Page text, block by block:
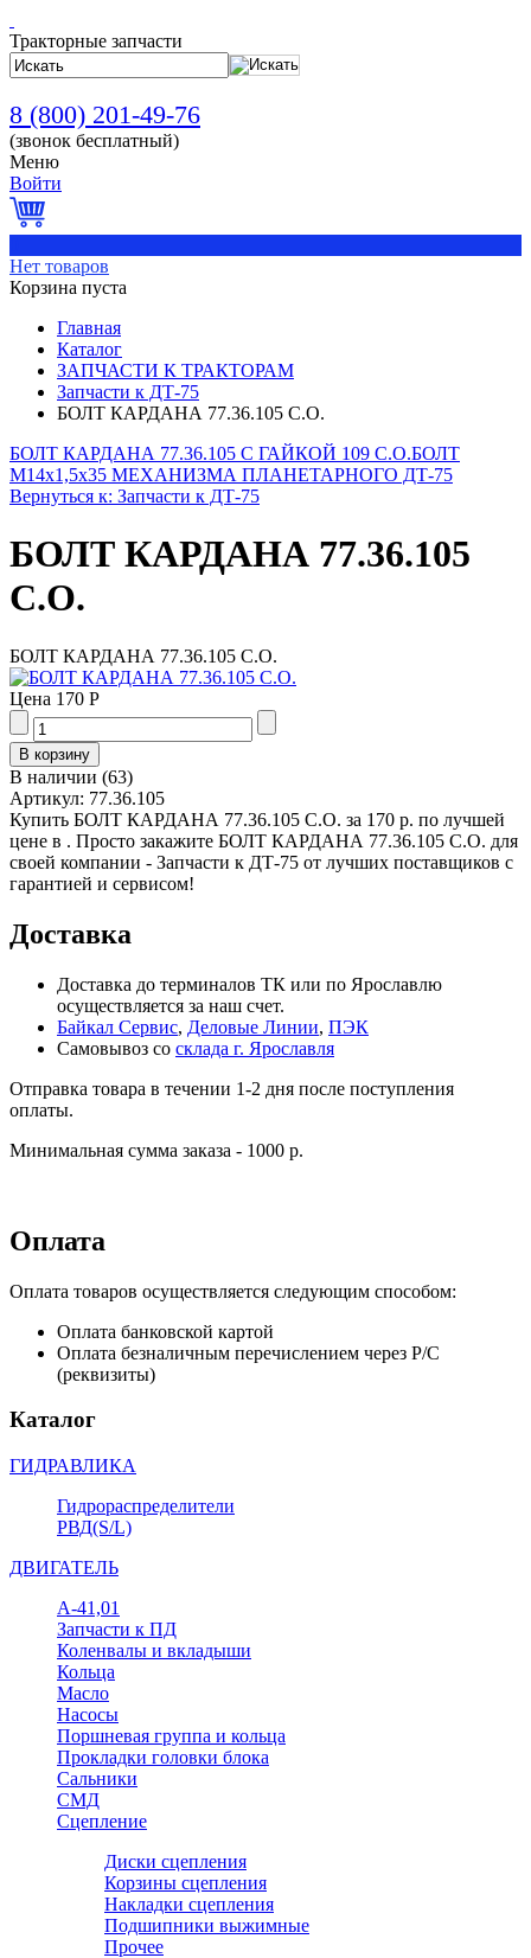
Тракторные запчасти
8 (800) 201-49-76
(звонок бесплатный)
Меню
Войти
Нет товаров
Корзина пуста
Главная
Каталог
ЗАПЧАСТИ К ТРАКТОРАМ
Запчасти к ДТ-75
БОЛТ КАРДАНА 77.36.105 С.О.
БОЛТ КАРДАНА 77.36.105 С ГАЙКОЙ 109 С.О.БОЛТ
М14х1,5х35 МЕХАНИЗМА ПЛАНЕТАРНОГО ДТ-75
Вернуться к: Запчасти к ДТ-75
БОЛТ КАРДАНА 77.36.105
С.О.
БОЛТ КАРДАНА 77.36.105 С.О.
Цена 170 Р
В наличии (63)
Артикул: 77.36.105
Купить БОЛТ КАРДАНА 77.36.105 С.О. за 170 р. по лучшей
цене в . Просто закажите БОЛТ КАРДАНА 77.36.105 С.О. для
своей компании - Запчасти к ДТ-75 от лучших поставщиков с
гарантией и сервисом!
Доставка
Доставка до терминалов ТК или по Ярославлю
осуществляется за наш счет.
Байкал Сервис, Деловые Линии, ПЭК
Самовывоз со склада г. Ярославля
Отправка товара в течении 1-2 дня после поступления
оплаты.
Минимальная сумма заказа - 1000 р.
Оплата
Оплата товаров осуществляется следующим способом:
Оплата банковской картой
Оплата безналичным перечислением через Р/С
(реквизиты)
Каталог
ГИДРАВЛИКА
Гидрораспределители
РВД(S/L)
ДВИГАТЕЛЬ
А-41,01
Запчасти к ПД
Коленвалы и вкладыши
Кольца
Масло
Насосы
Поршневая группа и кольца
Прокладки головки блока
Сальники
СМД
Сцепление
Диски сцепления
Корзины сцепления
Накладки сцепления
Подшипники выжимные
Прочее